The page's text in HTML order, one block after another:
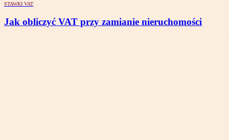
STAWKI VAT
Jak obliczyć VAT przy zamianie nieruchomości